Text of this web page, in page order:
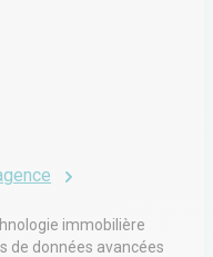
immobilière
de données avancées